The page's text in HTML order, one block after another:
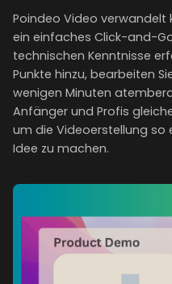
Poindeo Video
ein einfaches Click-and-
technischen Kenntnisse
Punkte hinzu, bearbeiten
wenigen Minuten
Anfänger und Profis
um die Videoerstellung so
Idee zu machen.